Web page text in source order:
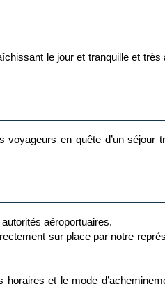
le jour et tranquille et très
en quête d’un séjour
aéroportuaires.
sur place par notre
et le mode